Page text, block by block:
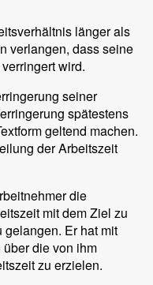
länger als
verlangen, dass seine
wird.
seiner
spätestens
geltend machen.
der Arbeitszeit
die
mit dem Ziel zu
gelangen. Er hat mit
die von ihm
zu erzielen.